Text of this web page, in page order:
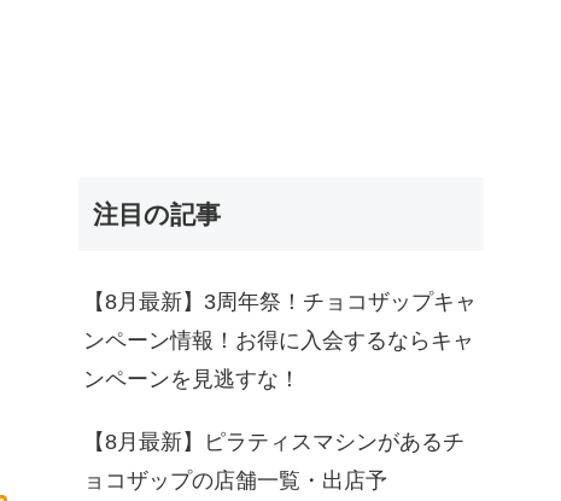
注目の記事
【8月最新】3周年祭！チョコザップキャ
ンペーン情報！お得に入会するならキャ
ンペーンを見逃すな！
【8月最新】ピラティスマシンがあるチ
ョコザップの店舗一覧・出店予